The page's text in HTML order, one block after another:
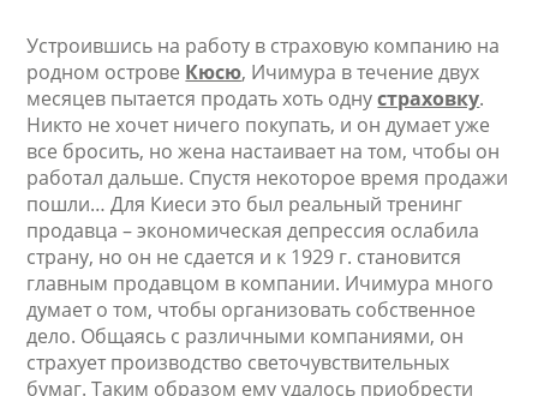
Устроившись на работу в страховую компанию на
родном острове Кюсю, Ичимура в течение двух
месяцев пытается продать хоть однустраховку.
Никто не хочет ничего покупать, и он думает уже
все бросить, но жена настаивает на том, чтобы он
работал дальше. Спустя некоторое время продажи
пошли… Для Киеси это был реальный тренинг
продавца – экономическая депрессия ослабила
страну, но он не сдается и к 1929 г. становится
главным продавцом в компании. Ичимура много
думает о том, чтобы организовать собственное
дело. Общаясь с различными компаниями, он
страхует производство светочувствительных
бумаг. Таким образом ему удалось приобрести